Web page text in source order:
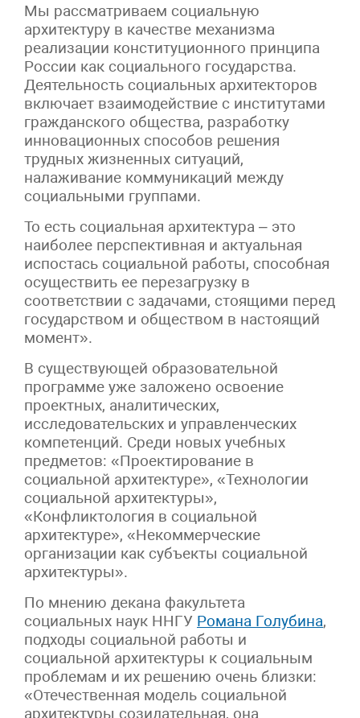
Мы рассматриваем социальную
архитектуру в качестве механизма
реализации конституционного принципа
России как социального государства.
Деятельность социальных архитекторов
включает взаимодействие с институтами
гражданского общества, разработку
инновационных способов решения
трудных жизненных ситуаций,
налаживание коммуникаций между
социальными группами.
То есть социальная архитектура – это
наиболее перспективная и актуальная
испостась социальной работы, способная
осуществить ее перезагрузку в
соответствии с задачами, стоящими перед
государством и обществом в настоящий
момент».
В существующей образовательной
программе уже заложено освоение
проектных, аналитических,
исследовательских и управленческих
компетенций. Среди новых учебных
предметов: «Проектирование в
социальной архитектуре», «Технологии
социальной архитектуры»,
«Конфликтология в социальной
архитектуре», «Некоммерческие
организации как субъекты социальной
архитектуры».
По мнению декана факультета
социальных наук ННГУ Романа Голубина,
подходы социальной работы и
социальной архитектуры к социальным
проблемам и их решению очень близки:
«Отечественная модель социальной
архитектуры созидательная, она